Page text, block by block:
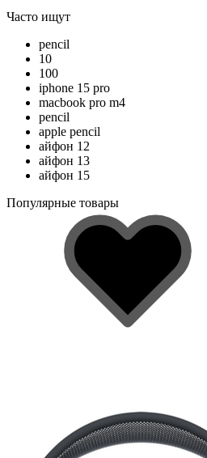
Часто ищут
pencil
10
100
iphone 15 pro
macbook pro m4
pencil
apple pencil
айфон 12
айфон 13
айфон 15
Популярные товары